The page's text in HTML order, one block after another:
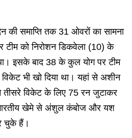
की समाप्ति तक 31 ओवरों का सामना
को निरोशन डिकवेला (10) के
इसके बाद 38 के कुल योग पर टीम
भी खो दिया था। यहां से अशीन
तीसरे विकेट के लिए 75 रन जुटाकर
खेमे से अंशुल कंबोज और यश
चुके हैं।